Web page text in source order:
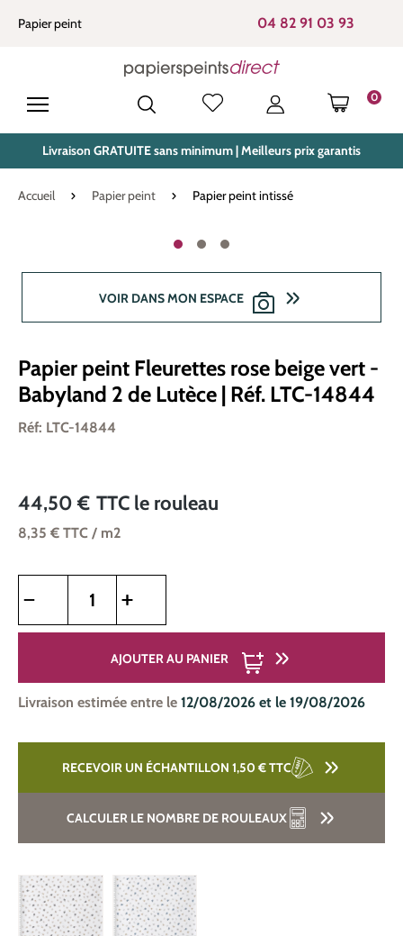
principal
Papier peint 04 82 91 03 93
0
LE
Livraison GRATUITE sans minimum | Meilleurs prix garantis
Accueil Papier peint Papier peint intissé
VOIR DANS MON ESPACE
Papier peint Fleurettes rose beige vert -
Babyland 2 de Lutèce | Réf. LTC-14844
Réf: LTC-14844
44,50 € TTC le rouleau
8,35 € TTC / m2
AJOUTER AU PANIER
Livraison estimée entre le 12/08/2026 et le 19/08/2026
RECEVOIR UN ÉCHANTILLON 1,50 €TTC
CALCULER LE NOMBRE DE ROULEAUX